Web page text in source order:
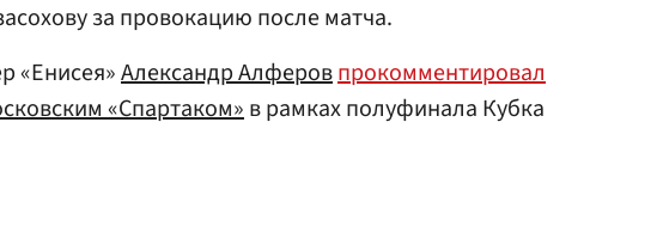
за провокацию после матча.
«Енисея»Александр Алферовпрокомментировал
«Спартаком»в рамках полуфинала Кубка